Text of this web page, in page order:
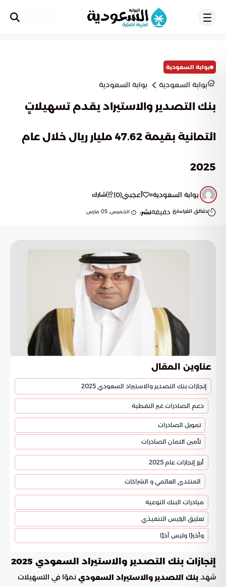
بوابة السعودية
بوابة السعودية بوابة السعودية
بنك التصدير والاستيراد يقدم تسهيلاتٍ
ائتمانية بقيمة 47.62 مليار ريال خلال عام
2025
بوابة السعودية أعجبني(
0
) شارك
دقائق القراءة6 دقيقةنشر: الخميس, 05 مارس
عناوين المقال
إنجازات بنك التصدير والاستيراد السعودي 2025
دعم الصادرات غير النفطية
تمويل الصادرات
تأمين ائتمان الصادرات
أبرز إنجازات عام 2025
المنتدى العالمي و الشراكات
مبادرات البنك النوعية
تعليق الرئيس التنفيذي
وأخيرًا وليس آخرًا
إنجازات بنك التصدير والاستيراد السعودي 2025
شهد بنك التصدير والاستيراد السعودي نموًا في التسهيلات